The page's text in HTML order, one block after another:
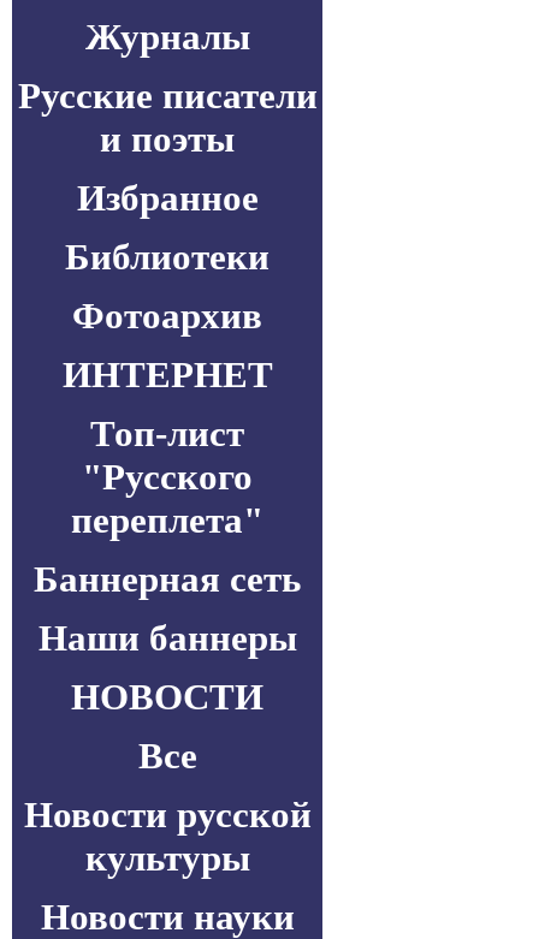
Журналы
Русские писатели
и поэты
Избранное
Библиотеки
Фотоархив
ИНТЕРНЕТ
Топ-лист
"Русского
переплета"
Баннерная сеть
Наши баннеры
НОВОСТИ
Все
Новости русской
культуры
Новости науки